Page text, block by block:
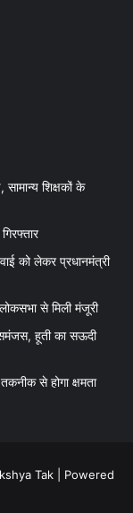
शिक्षकों के
को लेकर प्रधानमंत्री
से मिली मंजूरी
हूती का सऊदी
से होगा क्षमता
Tak| Powered